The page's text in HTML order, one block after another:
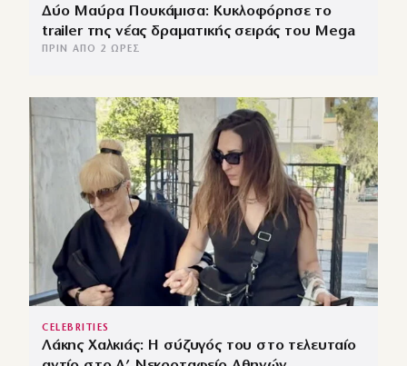
Δύο Μαύρα Πουκάμισα: Κυκλοφόρησε το
trailer της νέας δραματικής σειράς του Mega
ΠΡΙΝ ΑΠΌ 2 ΏΡΕΣ
CELEBRITIES
Λάκης Χαλκιάς: Η σύζυγός του στο τελευταίο